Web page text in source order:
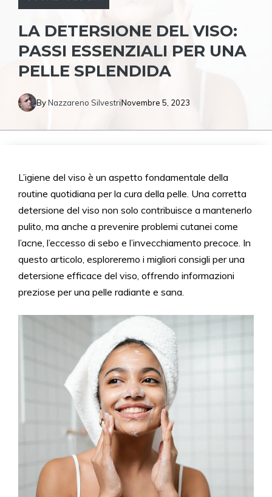
LA DETERSIONE DEL VISO:
PASSI ESSENZIALI PER UNA
PELLE SPLENDIDA
ByNazzareno SilvestriNovembre 5, 2023
L’igiene del viso è un aspetto fondamentale della
routine quotidiana per la cura della pelle. Una corretta
detersione del viso non solo contribuisce a mantenerlo
pulito, ma anche a prevenire problemi cutanei come
l’acne, l’eccesso di sebo e l’invecchiamento precoce. In
questo articolo, esploreremo i migliori consigli per una
detersione efficace del viso, offrendo informazioni
preziose per una pelle radiante e sana.